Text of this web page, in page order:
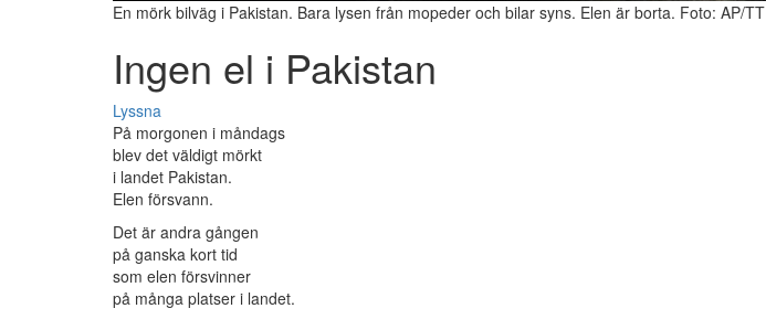
En mörk bilväg i Pakistan. Bara lysen från mopeder och bilar syns. Elen är borta. Foto: AP/TT
Ingen el i Pakistan
Lyssna
På morgonen i måndags
blev det väldigt mörkt
i landet Pakistan.
Elen försvann.
Det är andra gången
på ganska kort tid
som elen försvinner
på många platser i landet.